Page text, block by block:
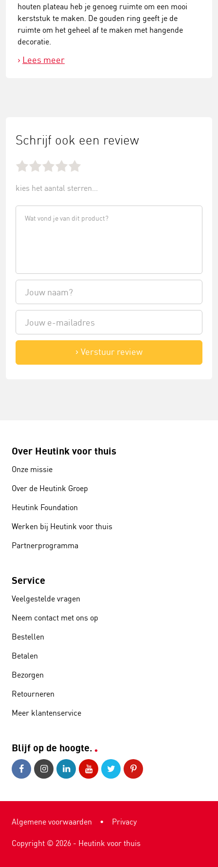
houten plateau heb je genoeg ruimte om een mooi
kerststuk te maken. De gouden ring geeft je de
ruimte om het geheel af te maken met hangende
decoratie.
Lees meer
Schrijf ook een review
kies het aantal sterren...
Verstuur review
Over Heutink voor thuis
Onze missie
Over de Heutink Groep
Heutink Foundation
Werken bij Heutink voor thuis
Partnerprogramma
Service
Veelgestelde vragen
Neem contact met ons op
Bestellen
Betalen
Bezorgen
Retourneren
Meer klantenservice
Blijf op de hoogte.
Algemene voorwaarden • Privacy
Copyright © 2026 - Heutink voor thuis